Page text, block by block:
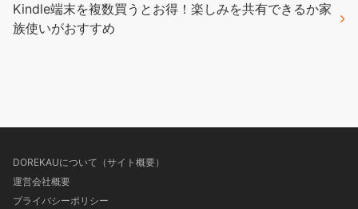
Kindle端末を複数買うとお得！楽しみを共有できるか家
族使いがおすすめ
DOREKAUについて（サイト概要）
運営会社概要
プライバシーポリシー